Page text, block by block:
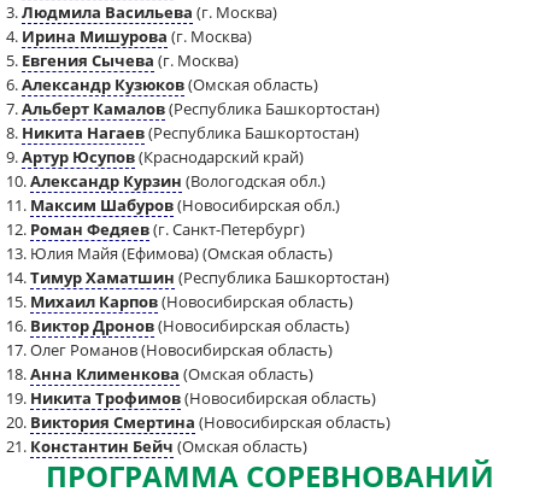
3.Людмила Васильева (г. Москва)
4. Ирина Мишурова (г. Москва)
5. Евгения Сычева (г. Москва)
6.Александр Кузюков(Омская область)
7.Альберт Камалов(Республика Башкортостан)
8. Никита Нагаев(Республика Башкортостан)
9.Артур Юсупов(Краснодарский край)
10.Александр Курзин (Вологодская обл.)
11. Максим Шабуров(Новосибирская обл.)
12. Роман Федяев(г. Санкт-Петербург)
13. Юлия Майя (Ефимова) (Омская область)
14.Тимур Хаматшин (Республика Башкортостан)
15. Михаил Карпов(Новосибирская область)
16. Виктор Дронов(Новосибирская область)
17. Олег Романов (Новосибирская область)
18.Анна Клименкова (Омская область)
19. Никита Трофимов(Новосибирская область)
20. Виктория Смертина (Новосибирская область)
21. Константин Бейч (Омская область)
ПРОГРАММА СОРЕВНОВАНИЙ